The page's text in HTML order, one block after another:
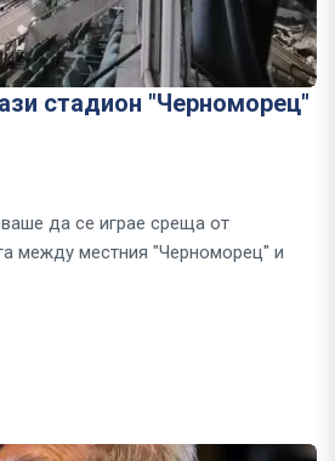
стадион "Черноморец"
да се играе среща от
между местния "Черноморец" и